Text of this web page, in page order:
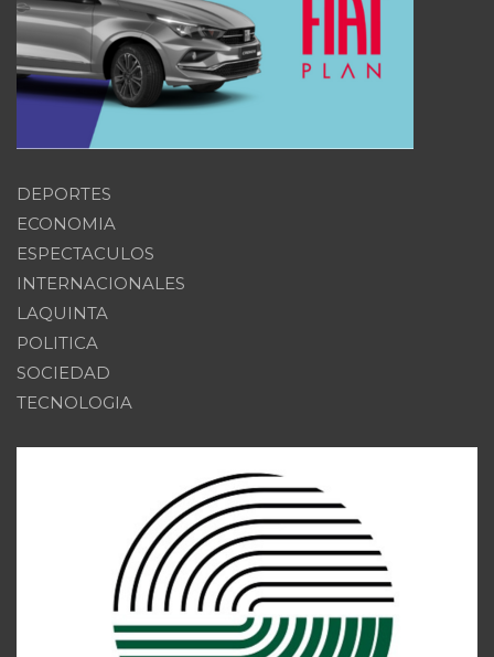
DEPORTES
ECONOMIA
ESPECTACULOS
INTERNACIONALES
LAQUINTA
POLITICA
SOCIEDAD
TECNOLOGIA